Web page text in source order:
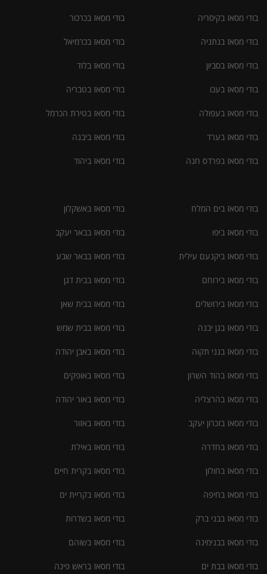
בודי מסאז בקיסריה
בודי מסאז בנתניה
בודי מסאז בסביון
בודי מסאז בעכו
בודי מסאז בעפולה
בודי מסאז בערד
בודי מסאז בפרדס חנה
בודי מסאז בכרכור
בודי מסאז בכרמיאל
בודי מסאז בלוד
בודי מסאז בטבריה
בודי מסאז בטירת הכרמל
בודי מסאז ביבנה
בודי מסאז ביהוד
בודי מסאז בים המלח
בודי מסאז ביפו
בודי מסאז ביקנעם עילית
בודי מסאז בירוחם
בודי מסאז בירושלים
בודי מסאז בגן יבנה
בודי מסאז בגני תקוה
בודי מסאז בהוד השרון
בודי מסאז בהרצליה
בודי מסאז בזכרון יעקב
בודי מסאז בחדרה
בודי מסאז בחולון
בודי מסאז בחיפה
בודי מסאז בבני ברק
בודי מסאז בבנימינה
בודי מסאז בבת ים
בודי מסאז באשקלון
בודי מסאז בבאר יעקב
בודי מסאז בבאר שבע
בודי מסאז בבית דגן
בודי מסאז בבית שאן
בודי מסאז בבית שמש
בודי מסאז באבן יהודה
בודי מסאז באופקים
בודי מסאז באור יהודה
בודי מסאז באזור
בודי מסאז באילת
בודי מסאז בקרית חיים
בודי מסאז בקריית ים
בודי מסאז בשדרות
בודי מסאז בשוהם
בודי מסאז בראש פינה